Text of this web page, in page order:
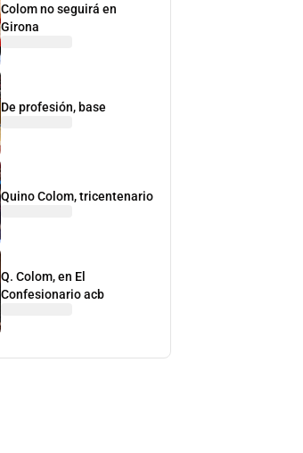
Colom no seguirá en
Girona
De profesión, base
Quino Colom, tricentenario
Q. Colom, en El
Confesionario acb